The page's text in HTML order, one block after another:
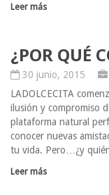
Leer más
¿POR QUÉ
30 junio, 2015
LADOLCECITA
ilusión y compromiso
plataforma natural
conocer nuevas
tu vida. Pero…¿y
Leer más